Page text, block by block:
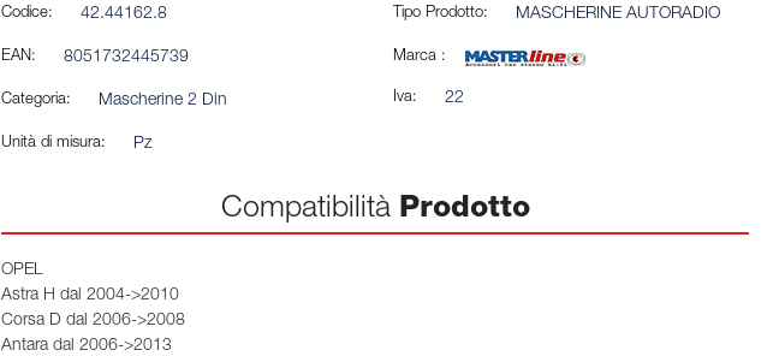
Codice: 42.44162.8
EAN: 8051732445739
Categoria: Mascherine 2 Din
Unità di misura: Pz
Tipo Prodotto: MASCHERINE AUTORADIO
Marca :
Iva: 22
Compatibilità Prodotto
OPEL
Astra H dal 2004->2010
Corsa D dal 2006->2008
Antara dal 2006->2013